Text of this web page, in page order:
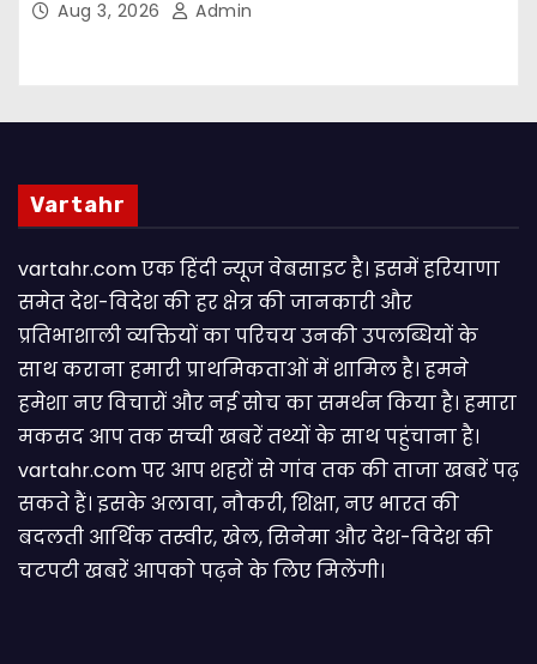
Aug 3, 2026 Admin
Vartahr
vartahr.com एक हिंदी न्यूज वेबसाइट है। इसमें हरियाणा
समेत देश-विदेश की हर क्षेत्र की जानकारी और
प्रतिभाशाली व्यक्तियों का परिचय उनकी उपलब्धियों के
साथ कराना हमारी प्राथमिकताओं में शामिल है। हमने
हमेशा नए विचारों और नई सोच का समर्थन किया है। हमारा
मकसद आप तक सच्ची खबरें तथ्यों के साथ पहुंचाना है।
vartahr.com पर आप शहरों से गांव तक की ताजा खबरें पढ़
सकते हैं। इसके अलावा, नौकरी, शिक्षा, नए भारत की
बदलती आर्थिक तस्वीर, खेल, सिनेमा और देश-विदेश की
चटपटी खबरें आपकाे पढ़ने के लिए मिलेंगी।